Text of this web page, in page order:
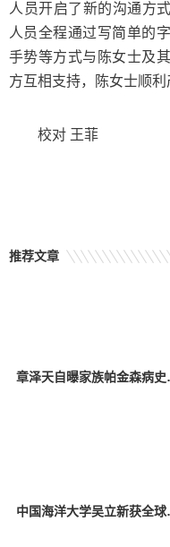
人员开启了新的沟通方
人员全程通过写简单的
手势等方式与陈女士及
方互相支持，陈女士顺利
校对 王菲
推荐文章
章泽天
中国海